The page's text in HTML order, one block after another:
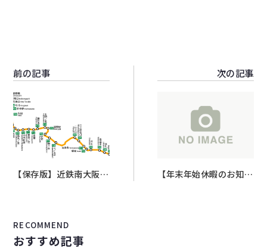
前の記事
【保存版】近鉄南大阪線
で解説
次の記事
【年末年始休暇のお知ら
RECOMMEND
おすすめ記事